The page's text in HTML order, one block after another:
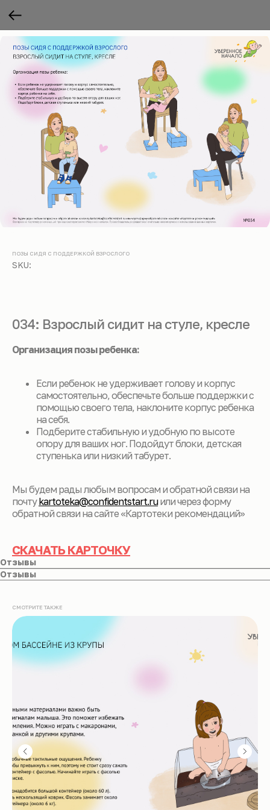
ПОЗЫ СИДЯ С ПОДДЕРЖКОЙ ВЗРОСЛОГО
SKU:
034: Взрослый сидит на стуле, кресле
Организация позы ребенка:
Если ребенок не удерживает голову и корпус
самостоятельно, обеспечьте больше поддержки с
помощью своего тела, наклоните корпус ребенка
на себя.
Подберите стабильную и удобную по высоте
опору для ваших ног. Подойдут блоки, детская
ступенька или низкий табурет.
Мы будем рады любым вопросам и обратной связи на
почтуkartoteka@confidentstart.ruили через форму
обратной связи на сайте «Картотеки рекомендаций»
СКАЧАТЬ КАРТОЧКУ
Отзывы
Отзывы
СМОТРИТЕ ТАКЖЕ